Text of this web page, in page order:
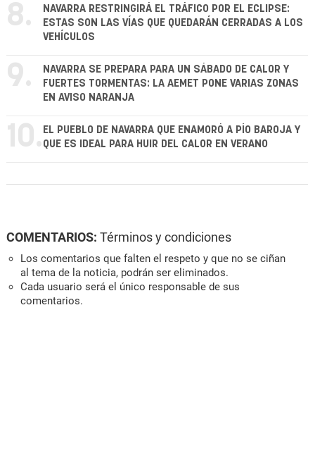
8.
NAVARRA RESTRINGIRÁ EL TRÁFICO POR EL ECLIPSE:
ESTAS SON LAS VÍAS QUE QUEDARÁN CERRADAS A LOS
VEHÍCULOS
9.
NAVARRA SE PREPARA PARA UN SÁBADO DE CALOR Y
FUERTES TORMENTAS: LA AEMET PONE VARIAS ZONAS
EN AVISO NARANJA
10. EL PUEBLO DE NAVARRA QUE ENAMORÓ A PÍO BAROJA Y
QUE ES IDEAL PARA HUIR DEL CALOR EN VERANO
COMENTARIOS: Términos y condiciones
Los comentarios que falten el respeto y que no se ciñan
al tema de la noticia, podrán ser eliminados.
Cada usuario será el único responsable de sus
comentarios.